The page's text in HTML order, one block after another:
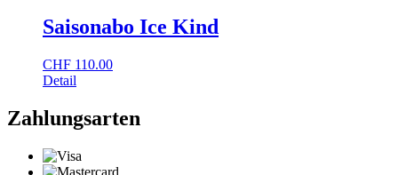
Saisonabo Ice Kind
CHF 110.00
Detail
Zahlungsarten